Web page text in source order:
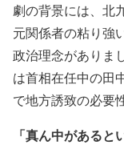
劇の背景には、北
元関係者の粘り強
政治理念がありま
は首相在任中の田
で地方誘致の必要
「真ん中がある